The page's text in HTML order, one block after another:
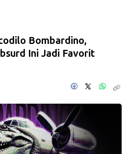
Bombardino,
Ini Jadi Favorit